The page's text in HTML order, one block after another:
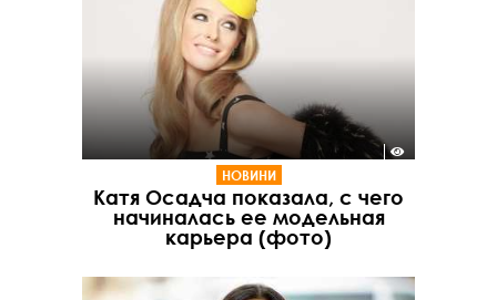
НОВИНИ
Катя Осадча показала, с чего
начиналась ее модельная
карьера (фото)